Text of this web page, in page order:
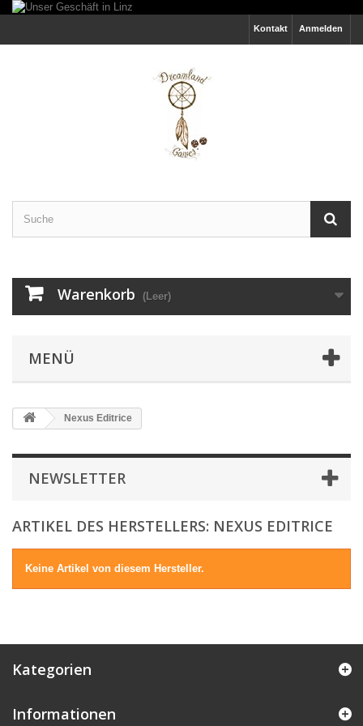
Anmelden
Kontakt
Warenkorb (Leer)
MENÜ
Nexus Editrice
NEWSLETTER
ARTIKEL DES HERSTELLERS: NEXUS EDITRICE
Keine Artikel von diesem Hersteller.
Kategorien
Informationen